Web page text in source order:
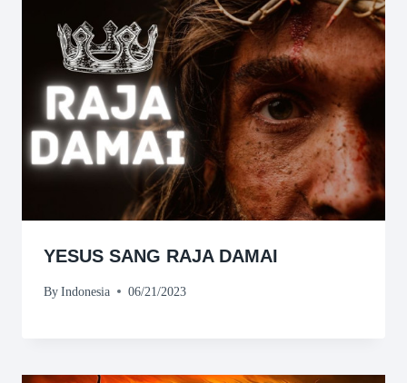
YESUS SANG RAJA DAMAI
By Indonesia 06/21/2023